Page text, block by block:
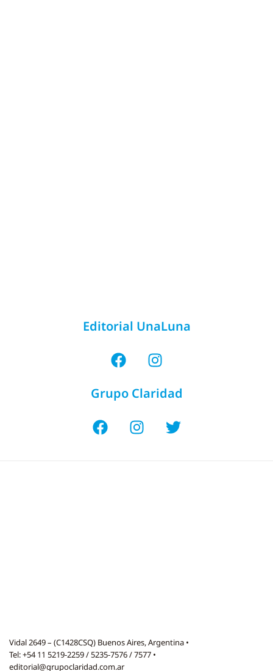
Editorial UnaLuna
Grupo Claridad
Vidal 2649 – (C1428CSQ) Buenos Aires, Argentina •
Tel: +54 11 5219-2259 / 5235-7576 / 7577 •
editorial@grupoclaridad.com.ar